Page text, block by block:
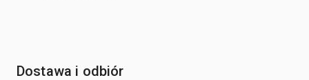
Dostawa i odbiór